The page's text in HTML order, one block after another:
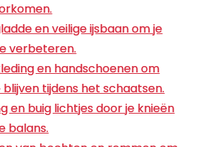
en veilige ijsbaan om je
verbeteren.
en handschoenen om
tijdens het schaatsen.
en buig lichtjes door je knieën
balans.